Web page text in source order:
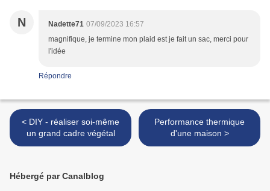
N Nadette71 07/09/2023 16:57
magnifique, je termine mon plaid est je fait un sac, merci pour
l'idée
Répondre
< DIY - réaliser soi-même
un grand cadre végétal
Performance thermique
d'une maison >
Hébergé par Canalblog